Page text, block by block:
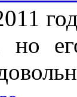
но